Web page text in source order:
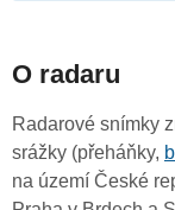
O radaru
Radarové snímky
srážky (přeháňky,
na území České